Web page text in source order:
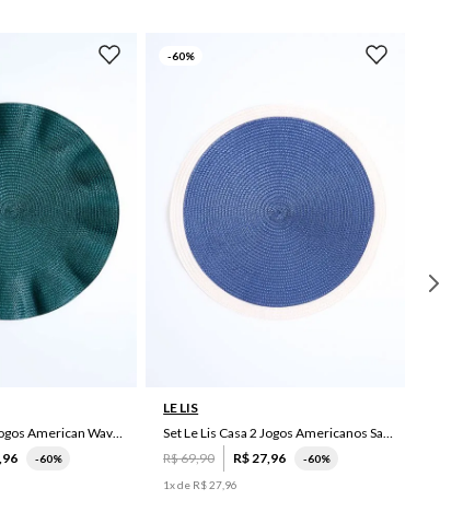
Set Le Lis Casa 2 Jogos American Wave Green
,96 -60%
-60%
LE LIS
Set Le Lis Casa 2 Jogos Americanos Saruê II
R$69,90 R$27,96 -60%
1x de R$27 96